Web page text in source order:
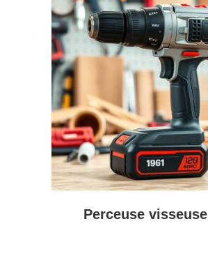
Perceuse visseuse